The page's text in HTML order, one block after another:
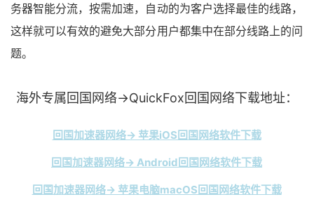
务器智能分流，按需加速，自动的为客户选择最佳的线路，
这样就可以有效的避免大部分用户都集中在部分线路上的问
题。
海外专属回国网络→QuickFox回国网络下载地址：
回国加速器网络→ 苹果iOS回国网络软件下载
回国加速器网络→ Android回国网络软件下载
回国加速器网络→ 苹果电脑macOS回国网络软件下载